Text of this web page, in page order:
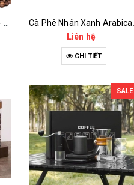
Liên hệ
CHI TIẾT
SALE